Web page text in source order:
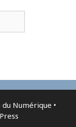
Numérique •